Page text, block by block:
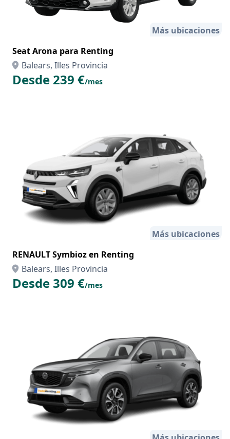
Más ubicaciones
Seat Arona para Renting
Balears, Illes Provincia
Desde 239 €/mes
Más ubicaciones
RENAULT Symbioz en Renting
Balears, Illes Provincia
Desde 309 €/mes